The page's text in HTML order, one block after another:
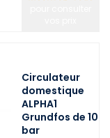
Circulateur
domestique
ALPHA1
Grundfos de 10
bar